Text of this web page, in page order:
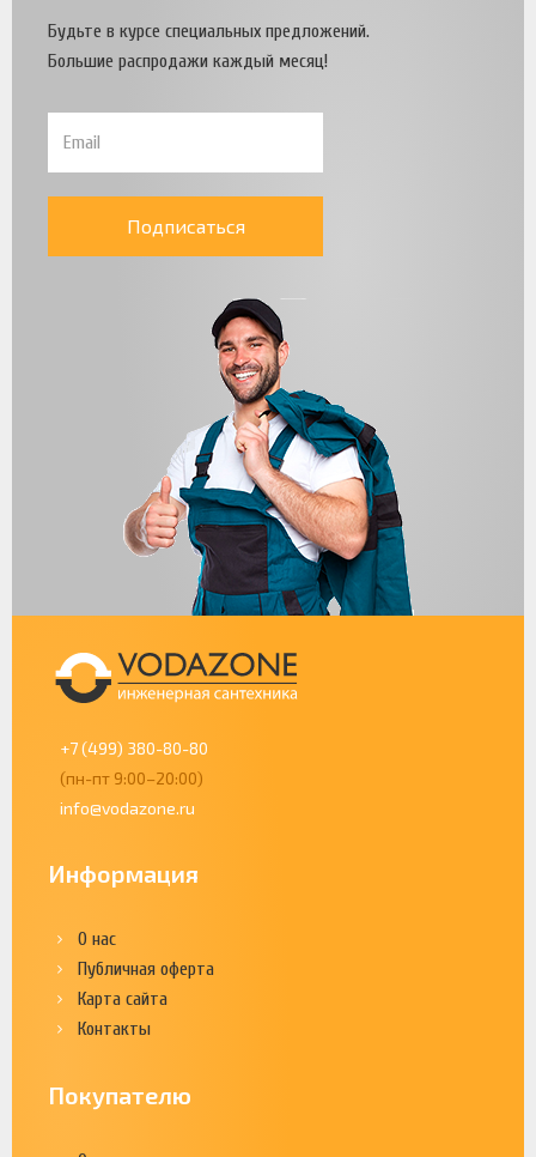
Будьте в курсе специальных предложений.
Большие распродажи каждый месяц!
Подписаться
+7 (499) 380-80-80
(пн-пт 9:00–20:00)
info@vodazone.ru
Информация
О нас
Публичная оферта
Карта сайта
Контакты
Покупателю